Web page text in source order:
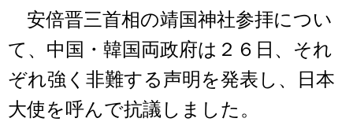
安倍晋三首相の靖国神社参拝につい
て、中国・韓国両政府は２６日、それ
ぞれ強く非難する声明を発表し、日本
大使を呼んで抗議しました。